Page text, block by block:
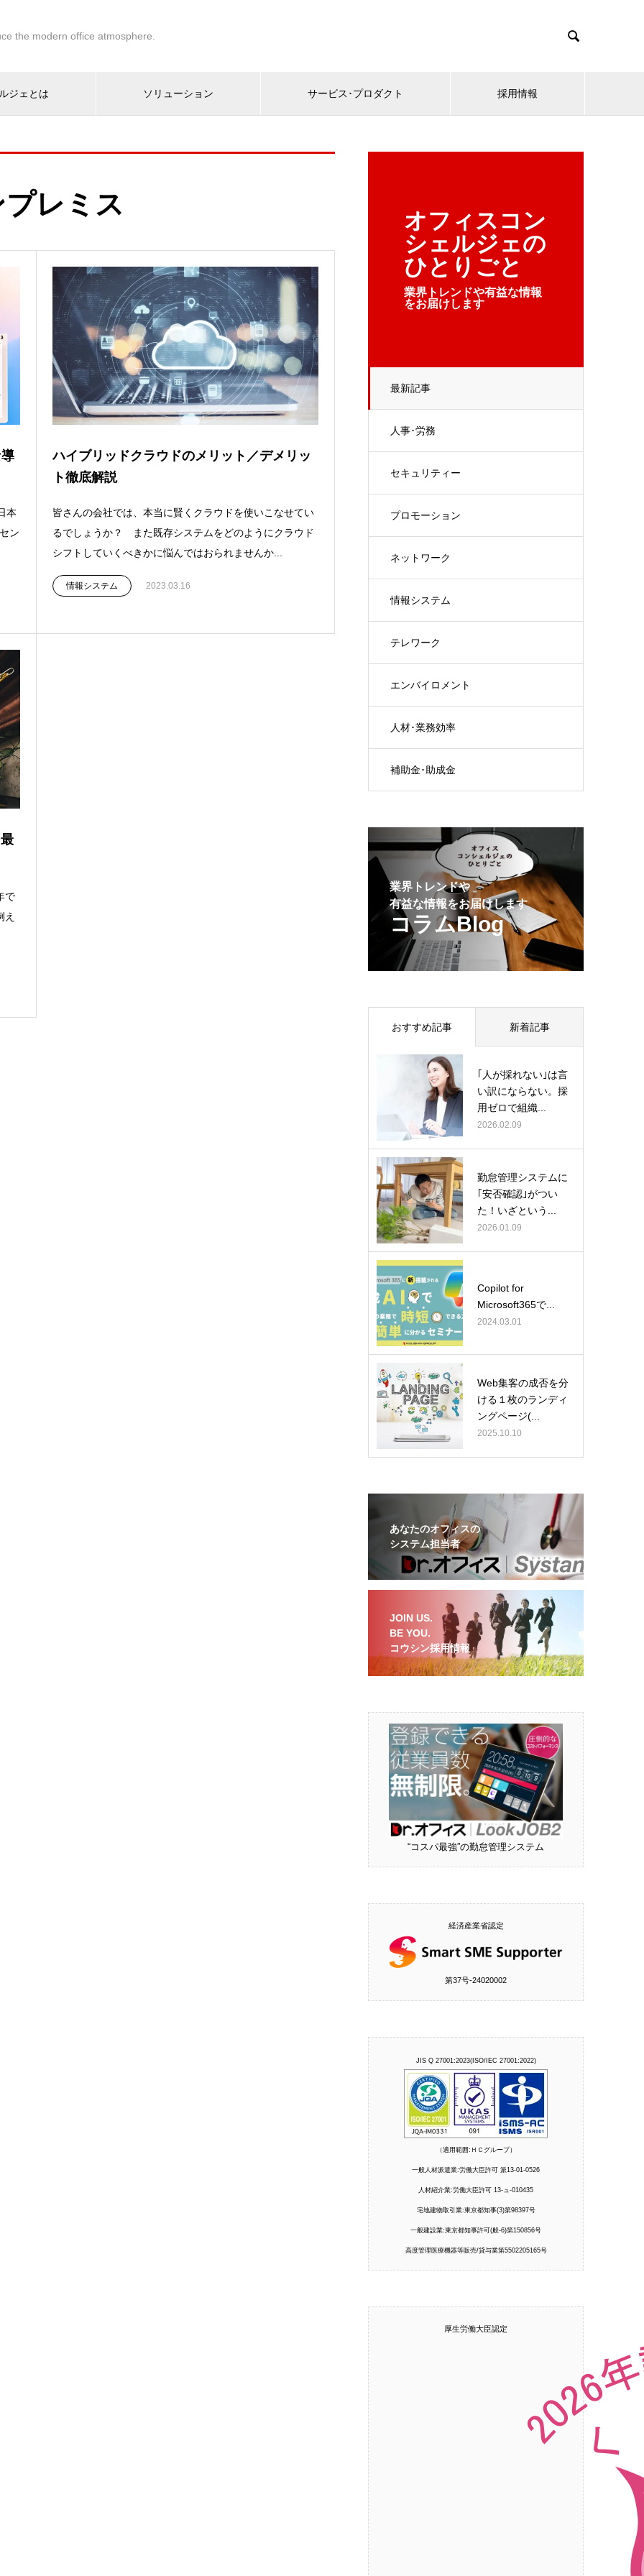
the modern office atmosphere. 
ジェとは ソリューション サービス･プロダクト 採用情報
オフィスコン
シェルジェの
ひとりごと
業界トレンドや有益な情報
をお届けします
最新記事
人事･労務
セキュリティー
プロモーション
ネットワーク
情報システム
テレワーク
エンバイロメント
人材･業務効率
補助金･助成金
レミス
本
ン
ハイブリッドクラウドのメリット／デメリッ
ト徹底解説
皆さんの会社では、本当に賢くクラウドを使いこなせてい
るでしょうか？ また既存システムをどのようにクラウド
シフトしていくべきかに悩んではおられませんか...
情報システム 2023.03.16
で
え
業界トレンドや
有益な情報をお届けします
コラムBlog
おすすめ記事 新着記事
｢人が採れない｣は言
い訳にならない。採
用ゼロで組織...
2026.02.09
勤怠管理システムに
｢安否確認｣がつい
た！いざという...
2026.01.09
Copilot for
Microsoft365で...
2024.03.01
Web集客の成否を分
ける１枚のランディ
ングページ(...
2025.10.10
あなたのオフィスの
システム担当者
JOIN US.
BE YOU.
コウシン採用情報
“コスパ最強”の勤怠管理システム
経済産業省認定
第37号‐24020002
JIS Q 27001:2023(ISO/IEC 27001:2022)
（適用範囲:ＨＣグループ）
一般人材派遣業:労働大臣許可 派13-01-0526
人材紹介業:労働大臣許可 13-ュ-010435
宅地建物取引業:東京都知事(3)第98397号
一般建設業:東京都知事許可(般-6)第150856号
高度管理医療機器等販売/貸与業第5502205165号
厚生労働大臣認定